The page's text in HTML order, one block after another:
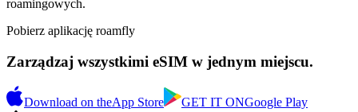
roamingowych.
Pobierz aplikację roamfly
Zarządzaj wszystkimi eSIM w jednym miejscu.
Download on theApp Store GET IT ONGoogle Play